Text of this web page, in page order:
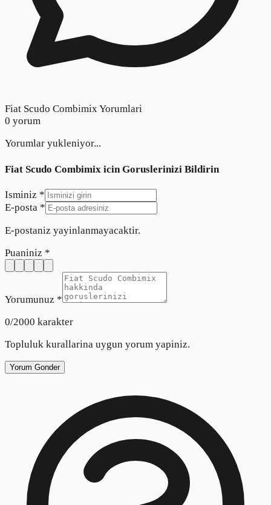
Fiat Scudo Combimix Yorumlari
0 yorum
Yorumlar yukleniyor...
Fiat Scudo Combimix icin Goruslerinizi Bildirin
Isminiz *
E-posta *
E-postaniz yayinlanmayacaktir.
Puaniniz *
Yorumunuz *
0/2000 karakter
Topluluk kurallarina uygun yorum yapiniz.
Yorum Gonder